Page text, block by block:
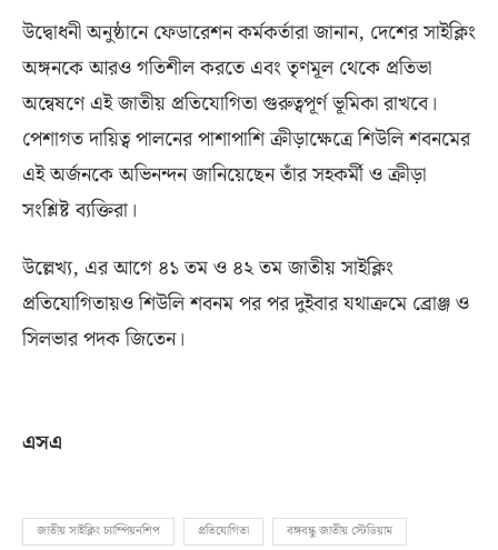
উদ্বোধনী অনুষ্ঠানে ফেডারেশন কর্মকর্তারা জানান, দেশের সাইক্লিং
অঙ্গনকে আরও গতিশীল করতে এবং তৃণমূল থেকে প্রতিভা
অন্বেষণে এই জাতীয় প্রতিযোগিতা গুরুত্বপূর্ণ ভূমিকা রাখবে।
পেশাগত দায়িত্ব পালনের পাশাপাশি ক্রীড়াক্ষেত্রে শিউলি শবনমের
এই অর্জনকে অভিনন্দন জানিয়েছেন তাঁর সহকর্মী ও ক্রীড়া
সংশ্লিষ্ট ব্যক্তিরা।
উল্লেখ্য, এর আগে ৪১ তম ও ৪২ তম জাতীয় সাইক্লিং
প্রতিযোগিতায়ও শিউলি শবনম পর পর দুইবার যথাক্রমে ব্রোঞ্জ ও
সিলভার পদক জিতেন।
এসএ
জাতীয় সাইক্লিং চ্যাম্পিয়নশিপ প্রতিযোগিতা
বঙ্গবন্ধু জাতীয় স্টেডিয়াম